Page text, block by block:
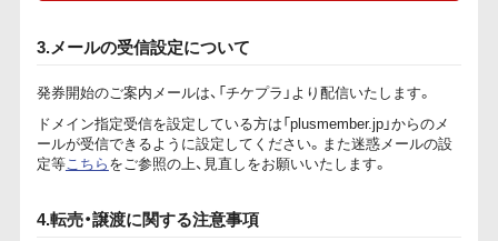
3.メールの受信設定について
発券開始のご案内メールは、「チケプラ」より配信いたします。
ドメイン指定受信を設定している方は「plusmember.jp」からのメ
ールが受信できるように設定してください。また迷惑メールの設
定等こちらをご参照の上、見直しをお願いいたします。
4.転売・譲渡に関する注意事項